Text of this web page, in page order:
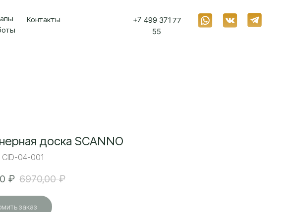
Контакты +7 499 371 77
55
доска SCANNO
CID-04-001
₽ 6970,00 ₽
заказ